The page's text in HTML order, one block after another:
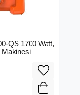
QS 1700 Watt,
Makinesi